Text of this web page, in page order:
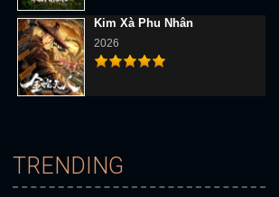
Kim Xà Phu Nhân
2026
TRENDING